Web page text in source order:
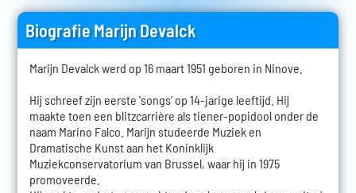
Biografie Marijn Devalck
Marijn Devalck werd op 16 maart 1951 geboren in Ninove.
Hij schreef zijn eerste 'songs' op 14-jarige leeftijd. Hij
maakte toen een blitzcarrière als tiener-popidool onder de
naam Marino Falco. Marijn studeerde Muziek en
Dramatische Kunst aan het Koninklijk
Muziekconservatorium van Brussel, waar hij in 1975
promoveerde.